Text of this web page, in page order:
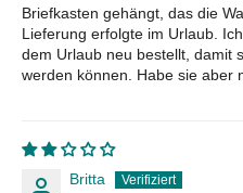
Briefkasten gehängt, das die
Lieferung erfolgte im Urlaub.
dem Urlaub neu bestellt, damit
werden können. Habe sie aber
Britta